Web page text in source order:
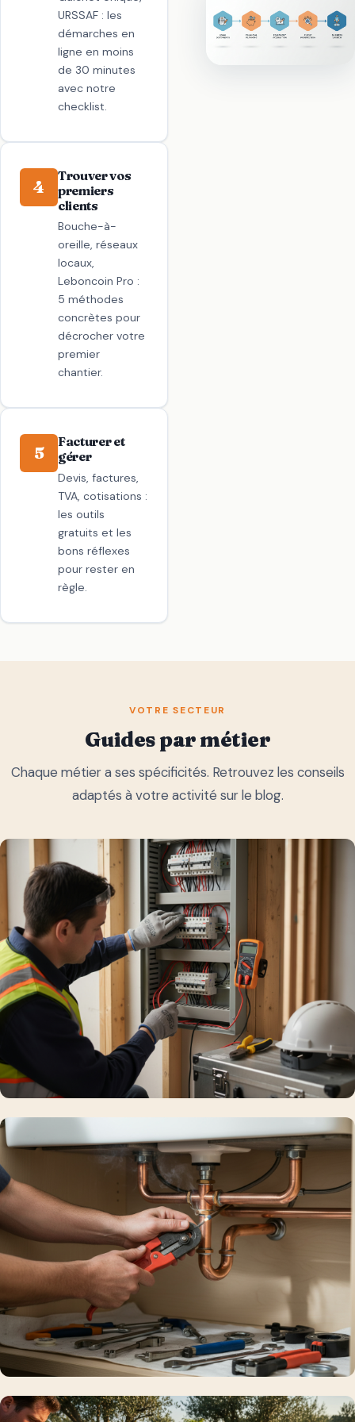
URSSAF : les
démarches en
ligne en moins
de 30 minutes
avec notre
checklist.
4
Trouver vos
premiers
clients
Bouche-à-
oreille, réseaux
locaux,
Leboncoin Pro :
5 méthodes
concrètes pour
décrocher votre
premier
chantier.
5
Facturer et
gérer
Devis, factures,
TVA, cotisations :
les outils
gratuits et les
bons réflexes
pour rester en
règle.
VOTRE SECTEUR
Guides par métier
Chaque métier a ses spécificités. Retrouvez les conseils
adaptés à votre activité sur le blog.
Électricien
Habilitations, matériel, tarifs
Plombier